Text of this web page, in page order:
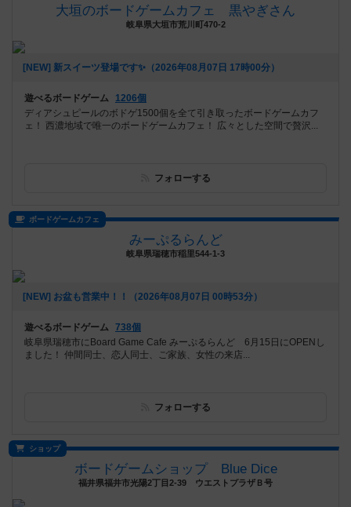
大垣のボードゲームカフェ 黒やぎさん
岐阜県大垣市荒川町470-2
[NEW] 新スイーツ登場です✨️（2026年08月07日 17時00分）
遊べるボードゲーム
1206個
ディアシュピールのボドゲ1500個を全て引き取ったボードゲームカフ
ェ！ 西濃地域で唯一のボードゲームカフェ！ 広々とした空間で贅沢...
フォローする
ボードゲームカフェ
みーぷるらんど
岐阜県瑞穂市稲里544-1-3
[NEW] お盆も営業中！！（2026年08月07日 00時53分）
遊べるボードゲーム 738個
岐阜県瑞穂市にBoard Game Cafe みーぷるらんど 6月15日にOPENし
ました！ 仲間同士、恋人同士、ご家族、女性の来店...
フォローする
ショップ
ボードゲームショップ Blue Dice
福井県福井市光陽2丁目2-39 ウエストプラザＢ号